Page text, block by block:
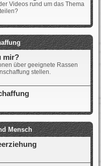
Videos rund um das Thema
mir?
über geeignete Rassen
stellen.
Mensch